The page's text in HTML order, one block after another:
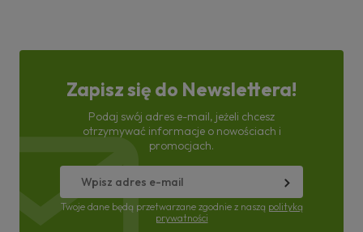
Zapisz się do Newslettera!
Podaj swój adres e-mail, jeżeli chcesz
otrzymywać informacje o nowościach i
promocjach.
Twoje dane będą przetwarzane zgodnie z naszą polityką
prywatności